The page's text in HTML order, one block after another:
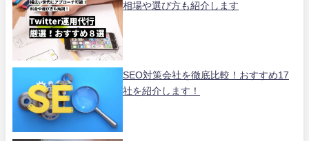
相場や選び方も紹介します
SEO対策会社を徹底比較！おすすめ17
社を紹介します！